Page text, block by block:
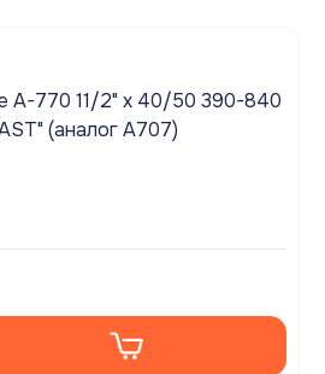
11/2" х 40/50 390-840
мм пласт "ALCAPLAST" (аналог A707)